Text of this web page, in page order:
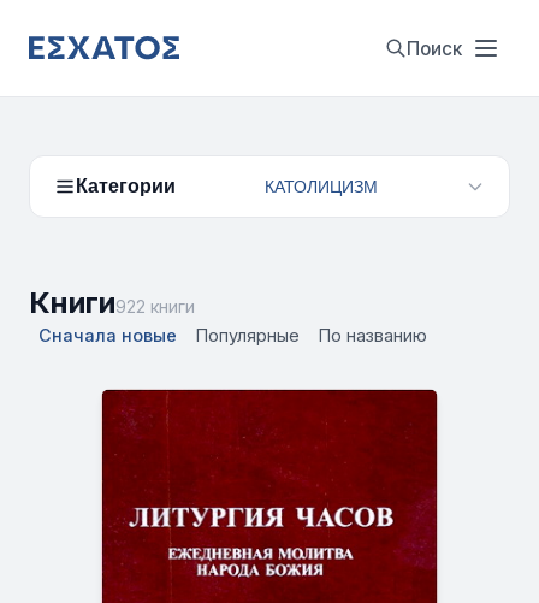
Поиск
Категории КАТОЛИЦИЗМ
Книги922 книги
Сначала новые
Популярные По названию